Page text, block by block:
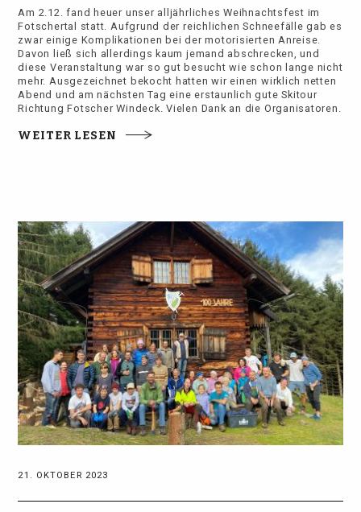
Am 2.12. fand heuer unser alljährliches Weihnachtsfest im
Fotschertal statt. Aufgrund der reichlichen Schneefälle gab es
zwar einige Komplikationen bei der motorisierten Anreise.
Davon ließ sich allerdings kaum jemand abschrecken, und
diese Veranstaltung war so gut besucht wie schon lange nicht
mehr. Ausgezeichnet bekocht hatten wir einen wirklich netten
Abend und am nächsten Tag eine erstaunlich gute Skitour
Richtung Fotscher Windeck. Vielen Dank an die Organisatoren.
WEITER LESEN
21. OKTOBER 2023